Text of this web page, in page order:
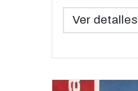
Ver detalles